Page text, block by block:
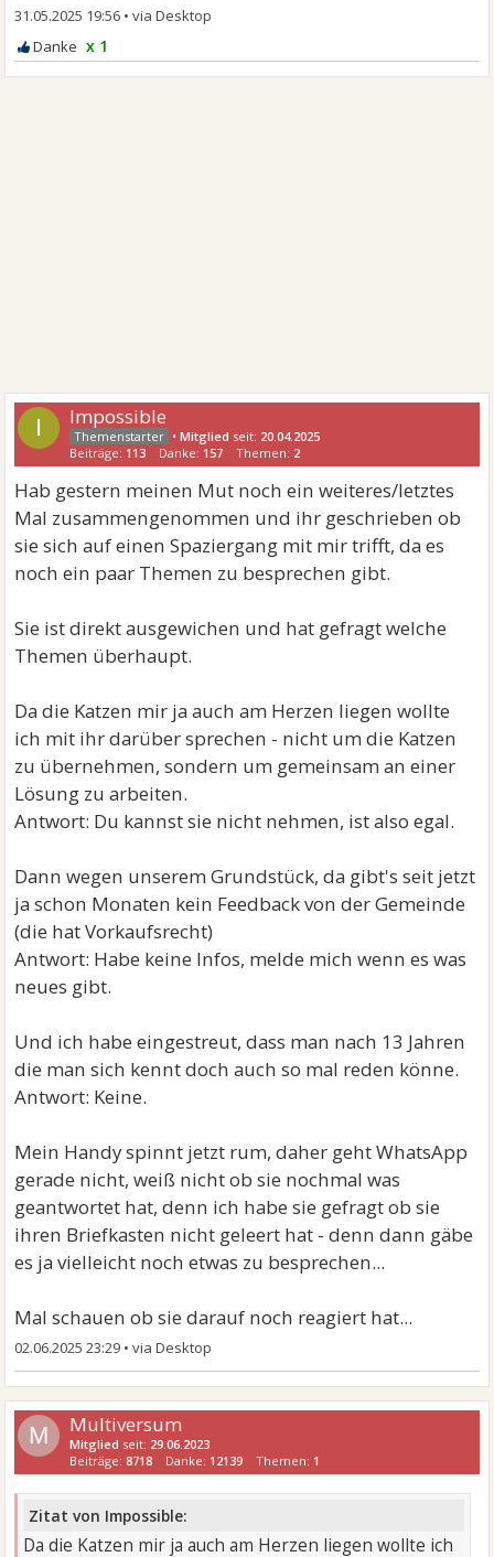
31.05.2025 19:56 •
x 1
I Impossible
•Mitglied seit: 20.04.2025
Beiträge: 113 Danke: 157 Themen: 2
Hab gestern meinen Mut noch ein weiteres/letztes
Mal zusammengenommen und ihr geschrieben ob
sie sich auf einen Spaziergang mit mir trifft, da es
noch ein paar Themen zu besprechen gibt.
Sie ist direkt ausgewichen und hat gefragt welche
Themen überhaupt.
Da die Katzen mir ja auch am Herzen liegen wollte
ich mit ihr darüber sprechen - nicht um die Katzen
zu übernehmen, sondern um gemeinsam an einer
Lösung zu arbeiten.
Antwort: Du kannst sie nicht nehmen, ist also egal.
Dann wegen unserem Grundstück, da gibt's seit jetzt
ja schon Monaten kein Feedback von der Gemeinde
(die hat Vorkaufsrecht)
Antwort: Habe keine Infos, melde mich wenn es was
neues gibt.
Und ich habe eingestreut, dass man nach 13 Jahren
die man sich kennt doch auch so mal reden könne.
Antwort: Keine.
Mein Handy spinnt jetzt rum, daher geht WhatsApp
gerade nicht, weiß nicht ob sie nochmal was
geantwortet hat, denn ich habe sie gefragt ob sie
ihren Briefkasten nicht geleert hat - denn dann gäbe
es ja vielleicht noch etwas zu besprechen...
Mal schauen ob sie darauf noch reagiert hat...
02.06.2025 23:29 •
M Multiversum
Mitglied seit: 29.06.2023
Beiträge:8718 Danke: 12139 Themen: 1
Zitat von Impossible:
Da die Katzen mir ja auch am Herzen liegen wollte ich